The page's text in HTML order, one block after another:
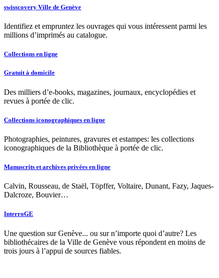
swisscovery Ville de Genève
Identifiez et empruntez les ouvrages qui vous intéressent parmi les
millions d’imprimés au catalogue.
Collections en ligne
Gratuit à domicile
Des milliers d’e-books, magazines, journaux, encyclopédies et
revues à portée de clic.
Collections iconographiques en ligne
Photographies, peintures, gravures et estampes: les collections
iconographiques de la Bibliothèque à portée de clic.
Manuscrits et archives privées en ligne
Calvin, Rousseau, de Staël, Töpffer, Voltaire, Dunant, Fazy, Jaques-
Dalcroze, Bouvier…
InterroGE
Une question sur Genève... ou sur n’importe quoi d’autre? Les
bibliothécaires de la Ville de Genève vous répondent en moins de
trois jours à l’appui de sources fiables.